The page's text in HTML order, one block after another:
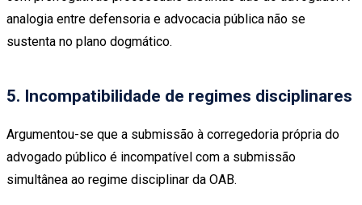
analogia entre defensoria e advocacia pública não se
sustenta no plano dogmático.
5. Incompatibilidade de regimes disciplinares
Argumentou-se que a submissão à corregedoria própria do
advogado público é incompatível com a submissão
simultânea ao regime disciplinar da OAB.